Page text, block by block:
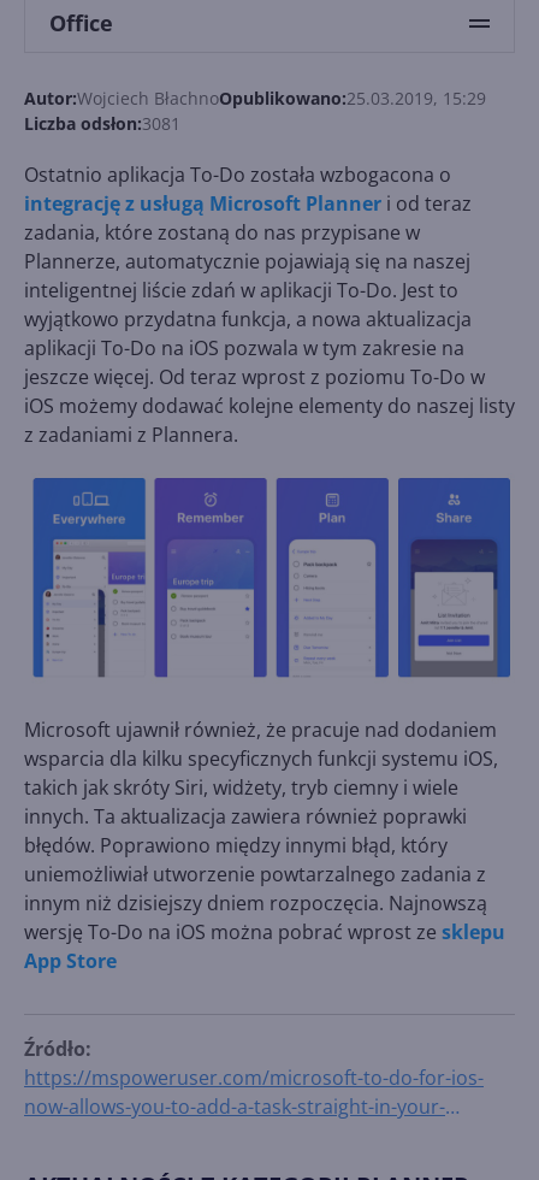
Office
Autor:Wojciech BłachnoOpublikowano:25.03.2019, 15:29
Liczba odsłon:3081
Ostatnio aplikacja To-Do została wzbogacona o
integrację z usługą Microsoft Planner i od teraz
zadania, które zostaną do nas przypisane w
Plannerze, automatycznie pojawiają się na naszej
inteligentnej liście zdań w aplikacji To-Do. Jest to
wyjątkowo przydatna funkcja, a nowa aktualizacja
aplikacji To-Do na iOS pozwala w tym zakresie na
jeszcze więcej. Od teraz wprost z poziomu To-Do w
iOS możemy dodawać kolejne elementy do naszej listy
z zadaniami z Plannera.
Microsoft ujawnił również, że pracuje nad dodaniem
wsparcia dla kilku specyficznych funkcji systemu iOS,
takich jak skróty Siri, widżety, tryb ciemny i wiele
innych. Ta aktualizacja zawiera również poprawki
błędów. Poprawiono między innymi błąd, który
uniemożliwiał utworzenie powtarzalnego zadania z
innym niż dzisiejszy dniem rozpoczęcia. Najnowszą
wersję To-Do na iOS można pobrać wprost ze sklepu
App Store
Źródło:
https://mspoweruser.com/microsoft-to-do-for-ios-
now-allows-you-to-add-a-task-straight-in-your-